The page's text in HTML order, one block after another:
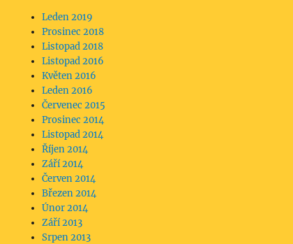
Leden 2019
Prosinec 2018
Listopad 2018
Listopad 2016
Květen 2016
Leden 2016
Červenec 2015
Prosinec 2014
Listopad 2014
Říjen 2014
Září 2014
Červen 2014
Březen 2014
Únor 2014
Září 2013
Srpen 2013